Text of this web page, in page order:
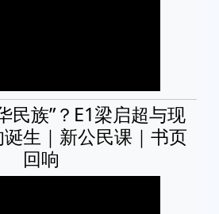
民族”？E1梁启超与现
生｜新公民课｜书页
回响